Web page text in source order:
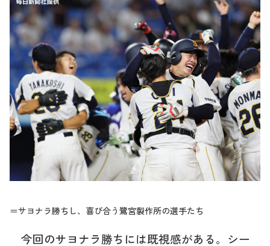
＝サヨナラ勝ちし、喜び合う鷺宮製作所の選手たち
今回のサヨナラ勝ちには既視感がある。シー